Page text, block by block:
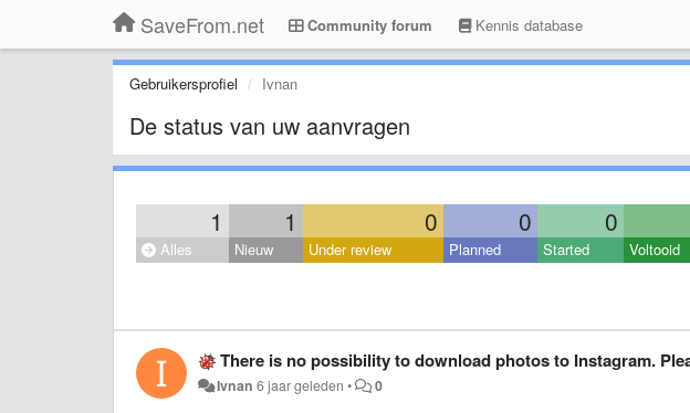
SaveFrom.net Community forum Kennis database
Gebruikersprofiel Ivnan
De status van uw aanvragen
1 1 0 0 0
Alles Nieuw Under review Planned Started Voltooid
There is no possibility to download photos to Instagram.
Ivnan 6 jaar geleden • 0